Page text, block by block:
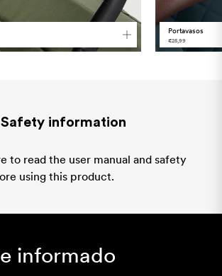
Portavasos
€25,99
Safety information
to read the user manual and safety
using this product.
informado